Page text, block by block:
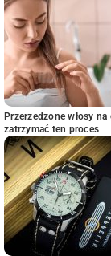
Przerzedzone włosy
zatrzymać ten proces